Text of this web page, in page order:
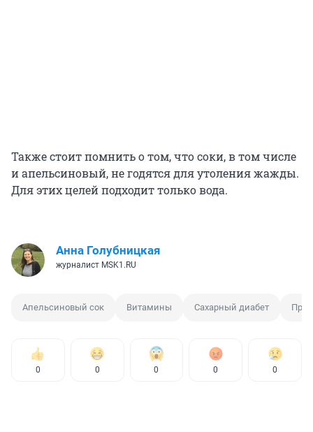
Также стоит помнить о том, что соки, в том числе
и апельсиновый, не годятся для утоления жажды.
Для этих целей подходит только вода.
Анна Голубницкая
журналист MSK1.RU
Апельсиновый сок Витамины Сахарный диабет
0 0 0 0 0